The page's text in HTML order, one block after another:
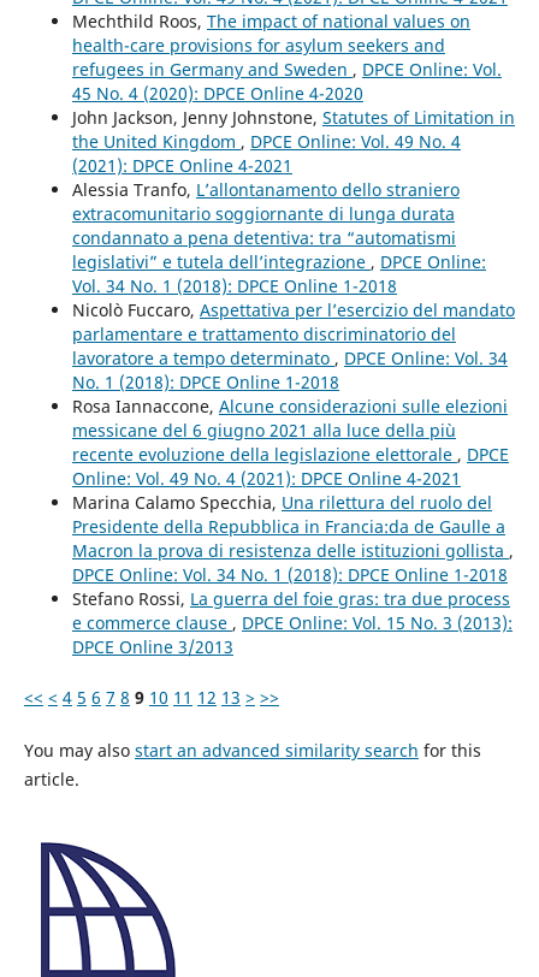
Mechthild Roos, The impact of national values on
health-care provisions for asylum seekers and
refugees in Germany and Sweden , DPCE Online: Vol.
45 No. 4 (2020): DPCE Online 4-2020
John Jackson, Jenny Johnstone, Statutes of Limitation in
the United Kingdom , DPCE Online: Vol. 49 No. 4
(2021): DPCE Online 4-2021
Alessia Tranfo, L’allontanamento dello straniero
extracomunitario soggiornante di lunga durata
condannato a pena detentiva: tra “automatismi
legislativi” e tutela dell’integrazione , DPCE Online:
Vol. 34 No. 1 (2018): DPCE Online 1-2018
Nicolò Fuccaro, Aspettativa per l’esercizio del mandato
parlamentare e trattamento discriminatorio del
lavoratore a tempo determinato , DPCE Online: Vol. 34
No. 1 (2018): DPCE Online 1-2018
Rosa Iannaccone, Alcune considerazioni sulle elezioni
messicane del 6 giugno 2021 alla luce della più
recente evoluzione della legislazione elettorale , DPCE
Online: Vol. 49 No. 4 (2021): DPCE Online 4-2021
Marina Calamo Specchia, Una rilettura del ruolo del
Presidente della Repubblica in Francia:da de Gaulle a
Macron la prova di resistenza delle istituzioni gollista ,
DPCE Online: Vol. 34 No. 1 (2018): DPCE Online 1-2018
Stefano Rossi, La guerra del foie gras: tra due process
e commerce clause , DPCE Online: Vol. 15 No. 3 (2013):
DPCE Online 3/2013
<< < 4 5 6 7 8 9 10 11 12 13 > >>
You may also start an advanced similarity search for this
article.